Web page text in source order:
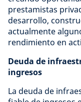
prestamistas
desarrollo,
actualmente
rendimiento en
Deuda de
ingresos
La deuda de